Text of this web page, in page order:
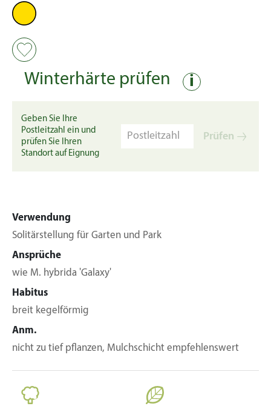
Winterhärte prüfen i
Geben Sie Ihre
Postleitzahl ein und
prüfen Sie Ihren
Standort auf Eignung
Prüfen
Verwendung
Solitärstellung für Garten und Park
Ansprüche
wie M. hybrida 'Galaxy'
Habitus
breit kegelförmig
Anm.
nicht zu tief pflanzen, Mulchschicht empfehlenswert